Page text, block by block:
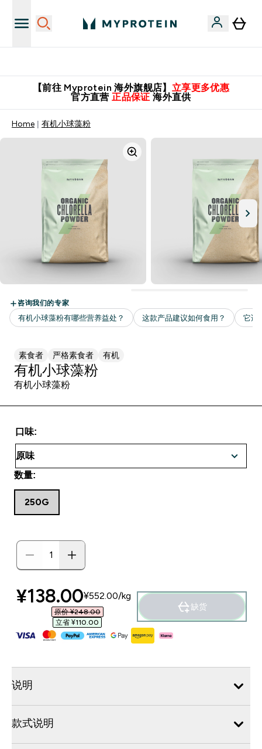
【前往 Myprotein 海外旗舰店】 立享更多优惠
官方直营 正品保证 海外直供
Home 有机小球藻粉
素食者 严格素食者 有机
有机小球藻粉
有机小球藻粉
口味:
数量:
250G
discounted price
¥138.00‎¥552.00‎/kg
原价 ¥248.00‎
立省 ¥110.00‎
缺货
说明
款式说明